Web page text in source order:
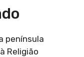
península
Religião